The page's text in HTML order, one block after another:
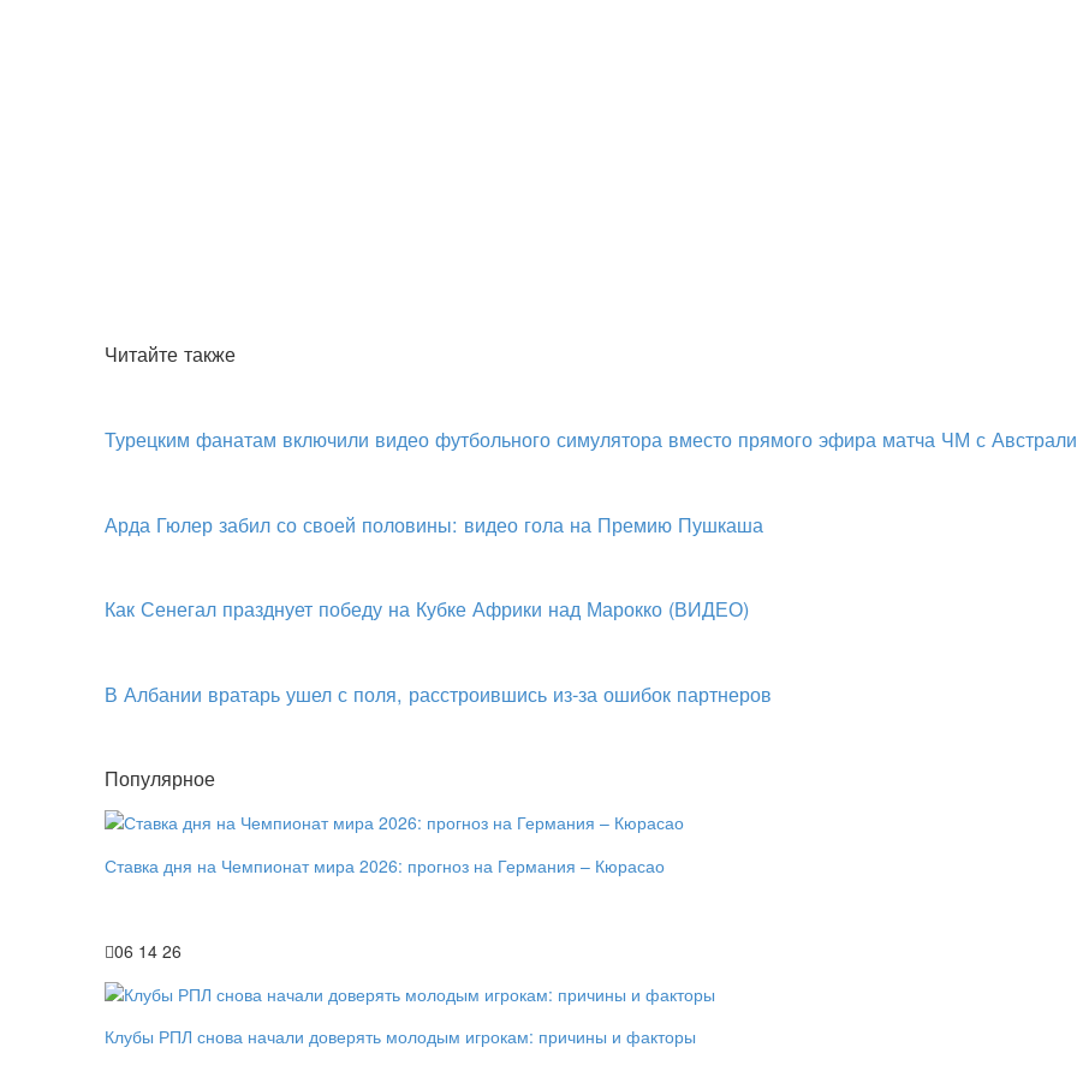
Читайте также
Турецким фанатам включили видео футбольного симулятора вместо прямого эфира матча ЧМ с
Арда Гюлер забил со своей половины: видео гола на Премию Пушкаша
Как Сенегал празднует победу на Кубке Африки над Марокко (ВИДЕО)
В Албании вратарь ушел с поля, расстроившись из-за ошибок партнеров
Популярное
Ставка дня на Чемпионат мира 2026: прогноз на Германия – Кюрасао
06 14 26
Клубы РПЛ снова начали доверять молодым игрокам: причины и факторы